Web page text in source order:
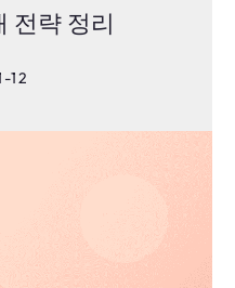
전략 정리
12